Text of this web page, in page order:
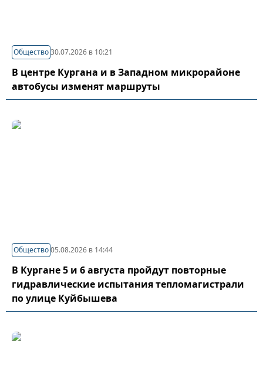
Общество30.07.2026 в 10:21
В центре Кургана и в Западном микрорайоне
автобусы изменят маршруты
Общество05.08.2026 в 14:44
В Кургане 5 и 6 августа пройдут повторные
гидравлические испытания тепломагистрали
по улице Куйбышева